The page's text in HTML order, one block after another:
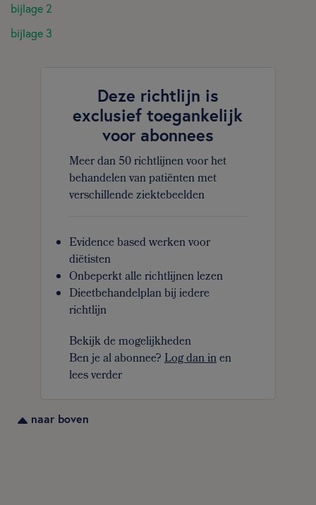
bijlage 2
bijlage 3
Deze richtlijn is
exclusief toegankelijk
voor abonnees
Meer dan 50 richtlijnen voor het
behandelen van patiënten met
verschillende ziektebeelden
Evidence based werken voor
diëtisten
Onbeperkt alle richtlijnen lezen
Dieetbehandelplan bij iedere
richtlijn
Bekijk de mogelijkheden
Ben je al abonnee?Log dan inen
lees verder
naar boven